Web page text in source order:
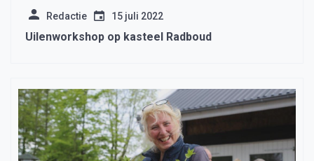
Redactie 15 juli 2022
Uilenworkshop op kasteel Radboud